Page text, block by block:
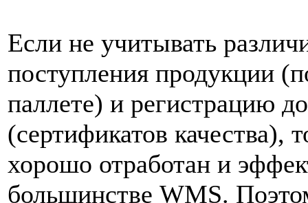
Если не учитывать
поступления продукции
паллете) и регистрацию
(сертификатов качества),
хорошо отработан и
большинстве WMS.